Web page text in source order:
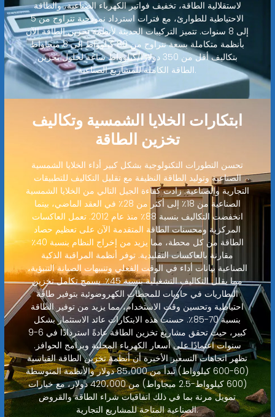
لاستقلالية الطاقة، تخفيف فواتير الكهرباء الصناعية، والطاقة
الاحتياطية للطوارئ، مع فترات استرداد نموذجية تتراوح من 5
إلى 8 سنوات. تتميز التركيبات الحديثة لأنظمة تخزين الطاقة الآن
بأنظمة متكاملة بسعة تتراوح من 80 كيلوواط إلى 8 ميجاواط
بتكاليف أقل من 350 دولارًا/كيلوواط ساعة لحلول تخزين
الطاقة الكاملة للمشاريع الصناعية.
ابتكارات الخلايا الشمسية وتكاليف
تخزين الطاقة
تحسن التطورات التكنولوجية بشكل كبير أداء الخلايا الشمسية
الصناعية وتوليد الطاقة النظيفة مع تقليل التكاليف للتطبيقات
التجارية والصناعية. زادت كفاءة الجيل التالي من الخلايا الشمسية
الصناعية من 18٪ إلى أكثر من 28٪ في العقد الماضي، بينما
انخفضت التكاليف بنسبة 88٪ منذ عام 2012. تعمل العاكسات
المركزية ومحسنات الطاقة المتقدمة الآن على تعظيم حصاد
الطاقة من كل محطة، مما يزيد من إخراج النظام بنسبة 40٪
مقارنة بالعاكسات التقليدية. توفر أنظمة المراقبة الذكية
الصناعية بيانات أداء في الوقت الفعلي وتنبيهات الصيانة التنبؤية،
مما يقلل التكاليف التشغيلية بنسبة 45٪. يسمح تكامل تخزين
البطاريات في حاويات للمحطات الكهروضوئية بتوفير طاقة
احتياطية وتحسين وقت الاستخدام، مما يزيد من توفير الطاقة
بنسبة 70-85٪. حسنت هذه الابتكارات عائد الاستثمار بشكل
كبير، حيث تحقق مشاريع تخزين الطاقة عادةً استردادًا في 6-9
سنوات اعتمادًا على أسعار الكهرباء المحلية وبرامج الحوافز.
تظهر اتجاهات التسعير الأخيرة أن أنظمة تخزين الطاقة القياسية
(60-600 كيلوواط) تبدأ من 85،000 دولار والأنظمة المتوسطة
(600 كيلوواط-2.5 ميجاواط) من 420،000 دولار، مع خيارات
تمويل مرنة بما في ذلك اتفاقيات شراء الطاقة والقروض
الصناعية المتاحة للمشاريع التجارية.